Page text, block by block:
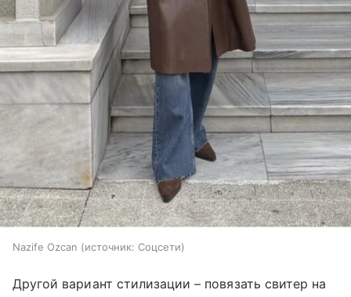
Nazife Ozcan источник: Соцсети
Другой вариант стилизации – повязать свитер на